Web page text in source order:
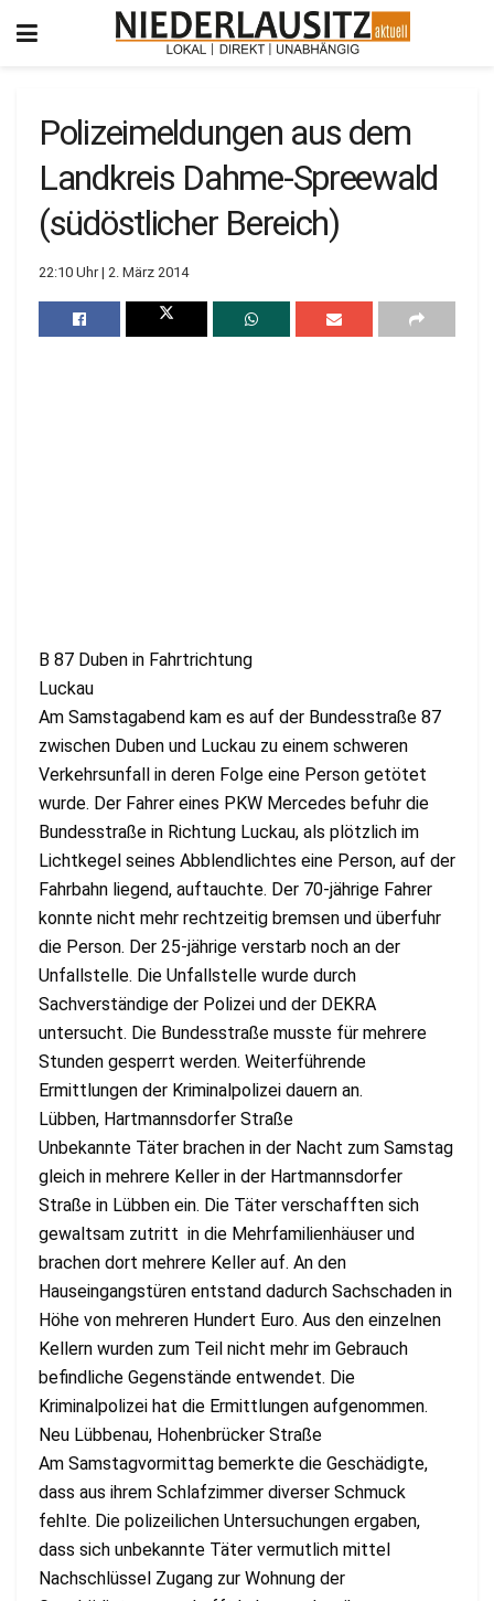
Polizeimeldungen aus dem
Landkreis Dahme-Spreewald
(südöstlicher Bereich)
22:10 Uhr | 2. März 2014
B 87 Duben in Fahrtrichtung
Luckau
Am Samstagabend kam es auf der Bundesstraße 87
zwischen Duben und Luckau zu einem schweren
Verkehrsunfall in deren Folge eine Person getötet
wurde. Der Fahrer eines PKW Mercedes befuhr die
Bundesstraße in Richtung Luckau, als plötzlich im
Lichtkegel seines Abblendlichtes eine Person, auf der
Fahrbahn liegend, auftauchte. Der 70-jährige Fahrer
konnte nicht mehr rechtzeitig bremsen und überfuhr
die Person. Der 25-jährige verstarb noch an der
Unfallstelle. Die Unfallstelle wurde durch
Sachverständige der Polizei und der DEKRA
untersucht. Die Bundesstraße musste für mehrere
Stunden gesperrt werden. Weiterführende
Ermittlungen der Kriminalpolizei dauern an.
Lübben, Hartmannsdorfer Straße
Unbekannte Täter brachen in der Nacht zum Samstag
gleich in mehrere Keller in der Hartmannsdorfer
Straße in Lübben ein. Die Täter verschafften sich
gewaltsam zutritt in die Mehrfamilienhäuser und
brachen dort mehrere Keller auf. An den
Hauseingangstüren entstand dadurch Sachschaden in
Höhe von mehreren Hundert Euro. Aus den einzelnen
Kellern wurden zum Teil nicht mehr im Gebrauch
befindliche Gegenstände entwendet. Die
Kriminalpolizei hat die Ermittlungen aufgenommen.
Neu Lübbenau, Hohenbrücker Straße
Am Samstagvormittag bemerkte die Geschädigte,
dass aus ihrem Schlafzimmer diverser Schmuck
fehlte. Die polizeilichen Untersuchungen ergaben,
dass sich unbekannte Täter vermutlich mittel
Nachschlüssel Zugang zur Wohnung der